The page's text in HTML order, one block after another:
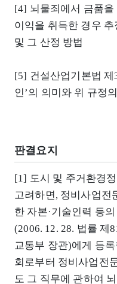
[4] 뇌물죄에서 금품
이익을 취득한 경우
및 그 산정 방법
[5] 건설산업기본법 제
인’의 의미와 위 규정
판결요지
[1] 도시 및 주거환경
고려하면, 정비사업전
한 자본·기술인력 등
(2006. 12. 28. 법률 제
교통부 장관)에게 등
회로부터 정비사업전
도 그 직무에 관하여